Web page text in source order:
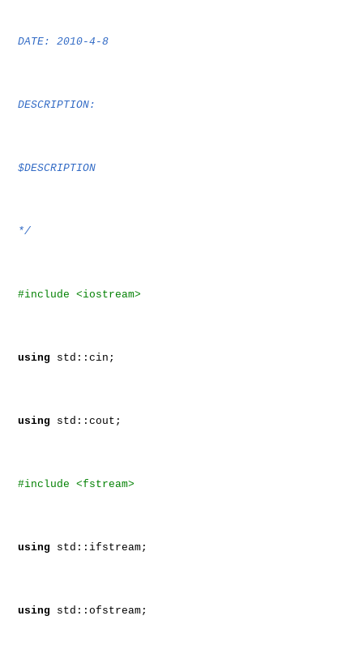
DATE: 2010-4-8
DESCRIPTION:
$DESCRIPTION
*/
#include <iostream>
using std::cin;
using std::cout;
#include <fstream>
using std::ifstream;
using std::ofstream;